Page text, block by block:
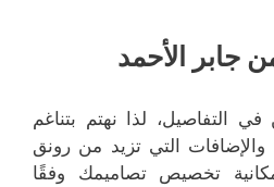
جابر الأحمد
التفاصيل، لذا نهتم بتناغم
والإضافات التي تزيد من رونق
تخصيص تصاميمك وفقًا